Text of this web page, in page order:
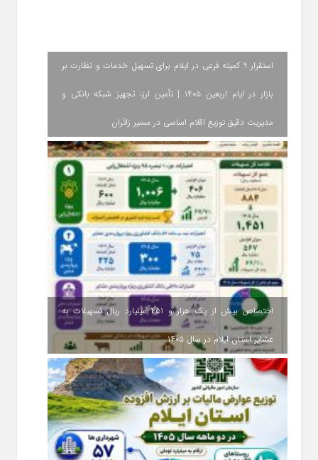
استقرار ۹ کمیته فرعی در ایلام برای تسهیل خدمات و نظارت بر
بازار در ایام اربعین ۱۴۰۵ | تأمین ارز، تجهیز شبکه بانکی و
مدیریت دقیق توزیع اقلام اساسی در مسیر زائران
اختصاص بیش از یک هزار و ۴۵۱ میلیارد ریال تسهیلات به
عشایر استان ایلام در سال ۱۴۰۵